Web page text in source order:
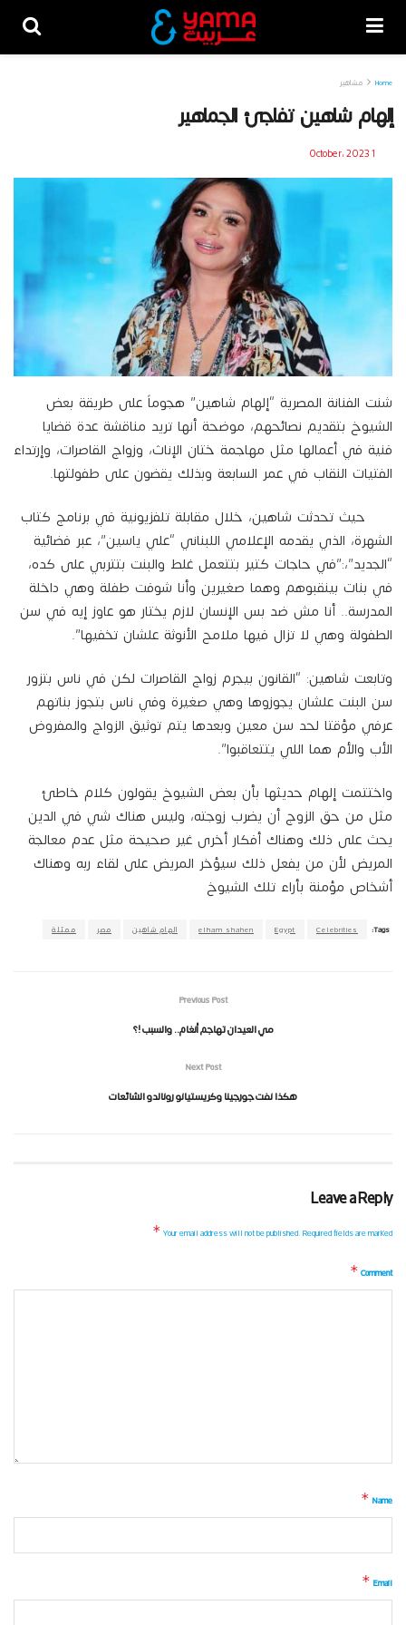
Home مشاهير
إلهام شاهين تفاجئ الجماهير
1 October، 2023
شنت الفنانة المصرية “إلهام شاهين” هجوماً على طريقة بعض
الشيوخ بتقديم نصائحهم، موضحة أنها تريد مناقشة عدة قضايا
فنية في أعمالها مثل مهاجمة ختان الإناث، وزواج القاصرات، وإرتداء
الفتيات النقاب في عمر السابعة وبذلك يقضون على طفولتها.
حيث تحدثت شاهين، خلال مقابلة تلفزيونية في برنامج كتاب
الشهرة، الذي يقدمه الإعلامي اللبناني “علي ياسين”، عبر فضائية
“الجديد”،:”في حاجات كتير بتتعمل غلط والبنت بتتربي على كده،
في بنات بينقبوهم وهما صغيرين وأنا شوفت طفلة وهي داخلة
المدرسة.. أنا مش ضد بس الإنسان لازم يختار هو عاوز إيه في سن
الطفولة وهي لا تزال فيها ملامح الأنوثة علشان تخفيها”.
وتابعت شاهين: “القانون بيجرم زواج القاصرات لكن في ناس بتزور
سن البنت علشان يجوزوها وهي صغيرة وفي ناس بتجوز بناتهم
عرفي مؤقتا لحد سن معين وبعدها يتم توثيق الزواج والمفروض
الأب والأم هما اللي يتتعاقبوا”.
واختتمت إلهام حديثها بأن بعض الشيوخ يقولون كلام خاطئ
مثل من حق الزوج أن يضرب زوجته، وليس هناك شي في الدين
يحث على ذلك وهناك أفكار أخرى غير صحيحة مثل عدم معالجة
المريض لأن من يفعل ذلك سيؤخر المريض على لقاء ربه وهناك
أشخاص مؤمنة بأراء تلك الشيوخ
Tags:
Celebrities
Egypt
elham shahen الهام شاهين مصر ممثلة
Previous Post
مي العيدان تهاجم أنغام.. والسبب !؟
Next Post
هكذا نفت جورجينا وكريستيانو رونالدو الشائعات
Leave a Reply
Your email address will not be published.Required fields are marked
*
Comment
*
Name
*
Email
*